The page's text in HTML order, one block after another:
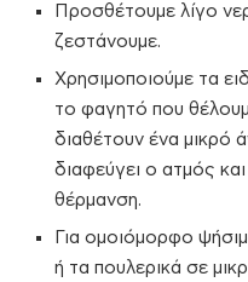
Προσθέτουμε λίγο
ζεστάνουμε.
Χρησιμοποιούμε τα
το φαγητό που
διαθέτουν ένα μικρό
διαφεύγει ο ατμός
θέρμανση.
Για ομοιόμορφο
ή τα πουλερικά σε